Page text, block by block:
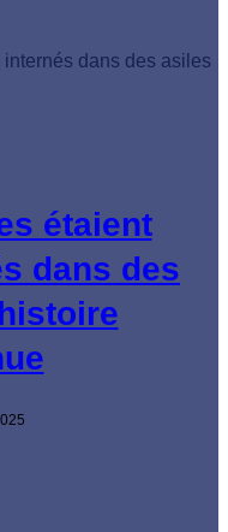
étaient
dans des